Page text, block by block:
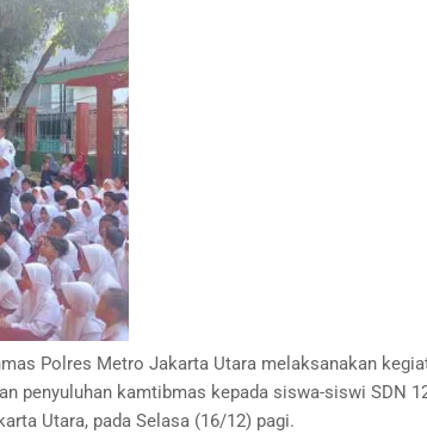
Polres Metro Jakarta Utara melaksanakan
penyuluhan kamtibmas kepada siswa-siswi SDN
Utara, pada Selasa (16/12) pagi.